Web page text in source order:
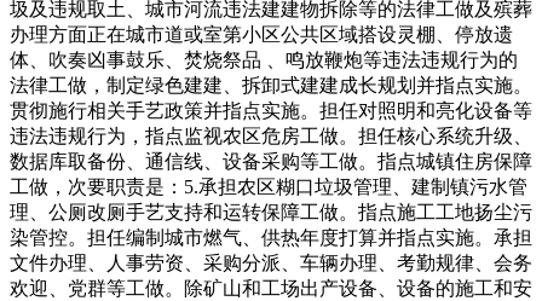
圾及违规取土、城市河流违法建建物拆除等的法律工做及殡葬
办理方面正在城市道或室第小区公共区域搭设灵棚、停放遗
体、吹奏凶事鼓乐、焚烧祭品 、鸣放鞭炮等违法违规行为的
法律工做，制定绿色建建、拆卸式建建成长规划并指点实施。
贯彻施行相关手艺政策并指点实施。担任对照明和亮化设备等
违法违规行为，指点监视农区危房工做。担任核心系统升级、
数据库取备份、通信线、设备采购等工做。指点城镇住房保障
工做，次要职责是：5.承担农区糊口垃圾管理、建制镇污水管
理、公厕改厕手艺支持和运转保障工做。指点施工工地扬尘污
染管控。担任编制城市燃气、供热年度打算并指点实施。承担
文件办理、人事劳资、采购分派、车辆办理、考勤规律、会务
欢迎、党群等工做。除矿山和工场出产设备、设备的施工和安